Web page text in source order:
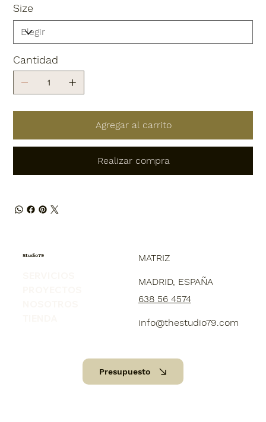
Size
Cantidad
Agregar al carrito
Realizar compra
Studio79 MATRIZ
MADRID, ESPAÑA
638 56 4574
info@thestudio79.com
Presupuesto